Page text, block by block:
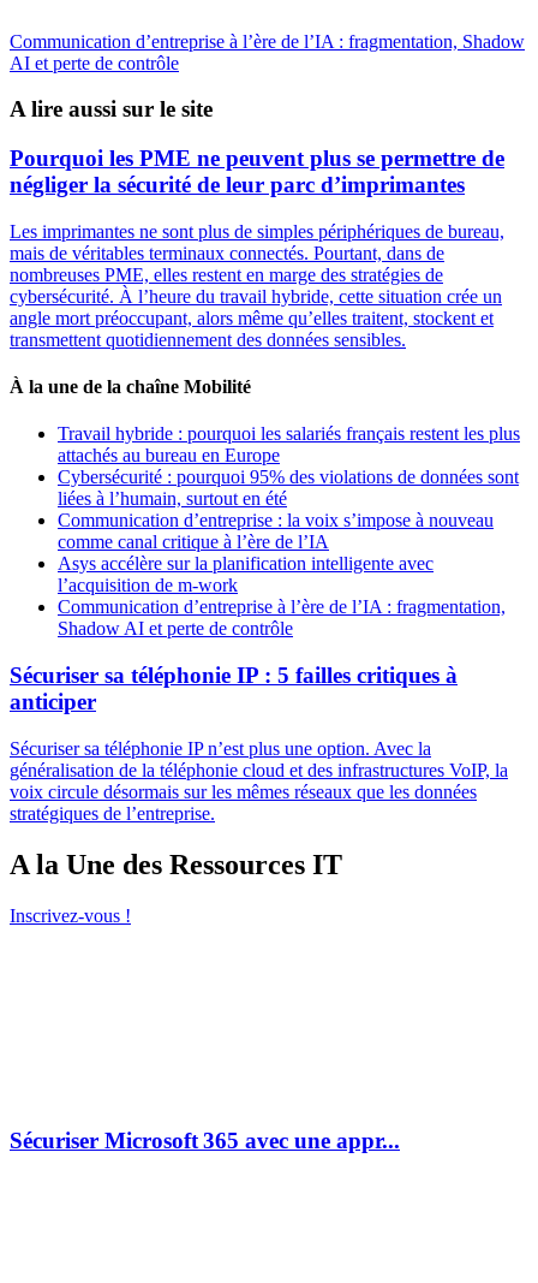
Communication d’entreprise à l’ère de l’IA : fragmentation, Shadow
AI et perte de contrôle
A lire aussi sur le site
Pourquoi les PME ne peuvent plus se permettre de
négliger la sécurité de leur parc d’imprimantes
Les imprimantes ne sont plus de simples périphériques de bureau,
mais de véritables terminaux connectés. Pourtant, dans de
nombreuses PME, elles restent en marge des stratégies de
cybersécurité. À l’heure du travail hybride, cette situation crée un
angle mort préoccupant, alors même qu’elles traitent, stockent et
transmettent quotidiennement des données sensibles.
À la une de la chaîne Mobilité
Travail hybride : pourquoi les salariés français restent les plus
attachés au bureau en Europe
Cybersécurité : pourquoi 95% des violations de données sont
liées à l’humain, surtout en été
Communication d’entreprise : la voix s’impose à nouveau
comme canal critique à l’ère de l’IA
Asys accélère sur la planification intelligente avec
l’acquisition de m-work
Communication d’entreprise à l’ère de l’IA : fragmentation,
Shadow AI et perte de contrôle
Sécuriser sa téléphonie IP : 5 failles critiques à
anticiper
Sécuriser sa téléphonie IP n’est plus une option. Avec la
généralisation de la téléphonie cloud et des infrastructures VoIP, la
voix circule désormais sur les mêmes réseaux que les données
stratégiques de l’entreprise.
A la Une des Ressources IT
Inscrivez-vous !
Sécuriser Microsoft 365 avec une appr...